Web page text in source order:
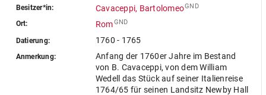
Besitzer*in: Cavaceppi, BartolomeoGND
Ort: RomGND
Datierung: 1760 - 1765
Anmerkung:
Anfang der 1760er Jahre im Bestand
von B. Cavaceppi, von dem William
Wedell das Stück auf seiner Italienreise
1764/65 für seinen Landsitz Newby Hall